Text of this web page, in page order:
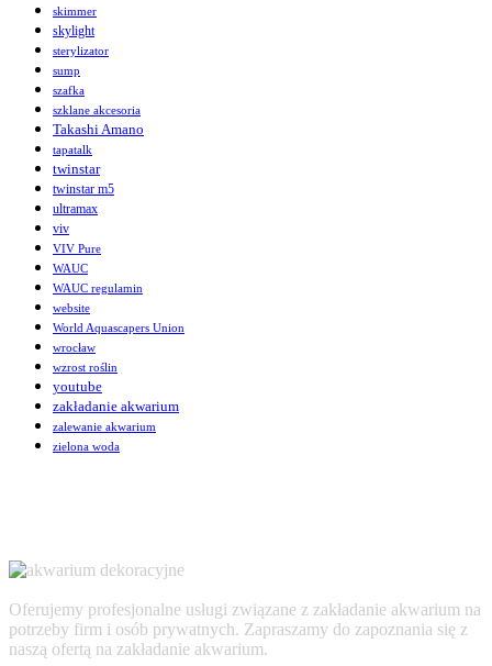
skimmer
skylight
sterylizator
sump
szafka
szklane akcesoria
Takashi Amano
tapatalk
twinstar
twinstar m5
ultramax
viv
VIV Pure
WAUC
WAUC regulamin
website
World Aquascapers Union
wrocław
wzrost roślin
youtube
zakładanie akwarium
zalewanie akwarium
zielona woda
Oferujemy profesjonalne usługi związane z zakładanie akwarium na
potrzeby firm i osób prywatnych. Zapraszamy do zapoznania się z
naszą ofertą na zakładanie akwarium.